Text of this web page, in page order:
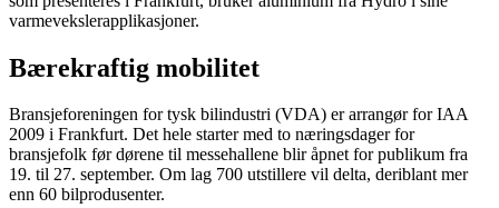
varmevekslerapplikasjoner.
Bærekraftig mobilitet
Bransjeforeningen for tysk bilindustri (VDA) er arrangør for IAA
2009 i Frankfurt. Det hele starter med to næringsdager for
bransjefolk før dørene til messehallene blir åpnet for publikum fra
19. til 27. september. Om lag 700 utstillere vil delta, deriblant mer
enn 60 bilprodusenter.